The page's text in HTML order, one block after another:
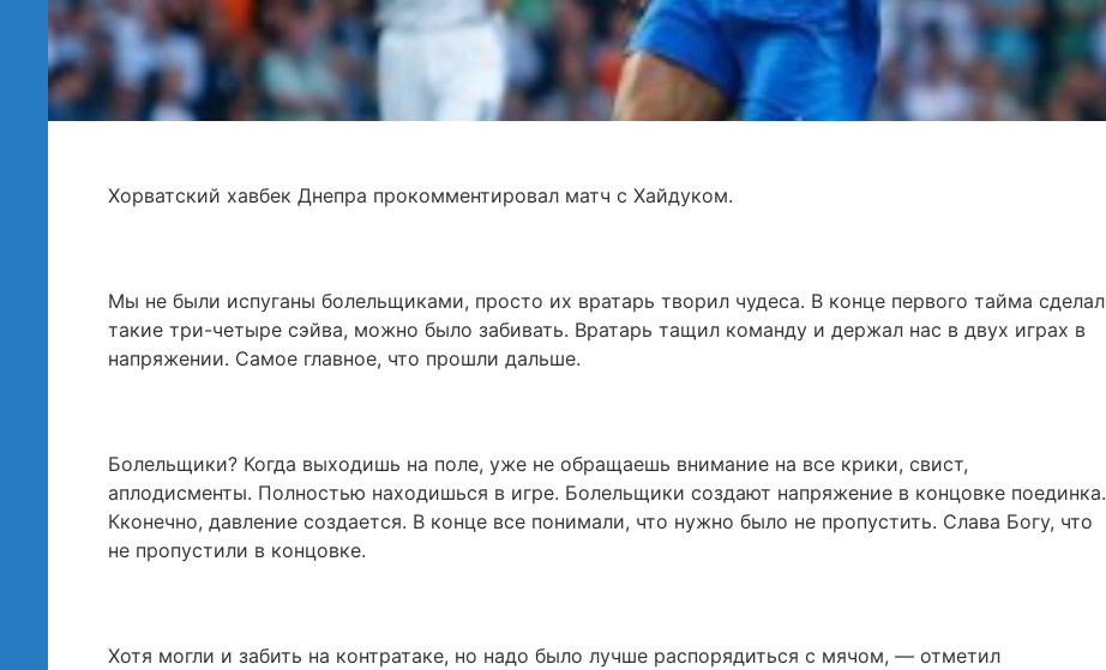
Хорватский хавбек Днепра прокомментировал матч с Хайдуком.
Мы не были испуганы болельщиками, просто их вратарь творил чудеса. В конце первого тайма сделал
такие три-четыре сэйва, можно было забивать. Вратарь тащил команду и держал нас в двух играх в
напряжении. Самое главное, что прошли дальше.
Болельщики? Когда выходишь на поле, уже не обращаешь внимание на все крики, свист,
аплодисменты. Полностью находишься в игре. Болельщики создают напряжение в концовке поединка.
Кконечно, давление создается. В конце все понимали, что нужно было не пропустить. Слава Богу, что
не пропустили в концовке.
Хотя могли и забить на контратаке, но надо было лучше распорядиться с мячом, — отметил